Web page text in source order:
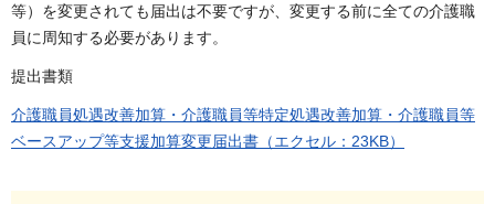
等）を変更されても届出は不要ですが、変更する前に全ての介護職
員に周知する必要があります。
提出書類
介護職員処遇改善加算・介護職員等特定処遇改善加算・介護職員等
ベースアップ等支援加算変更届出書（エクセル：23KB）